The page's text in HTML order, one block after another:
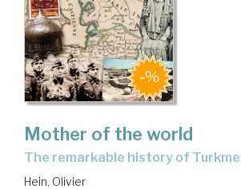
Mother of the world
the remarkable history of
Hein, Olivier